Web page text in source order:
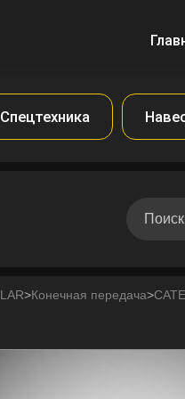
Спецтехника
>Конечная передача>